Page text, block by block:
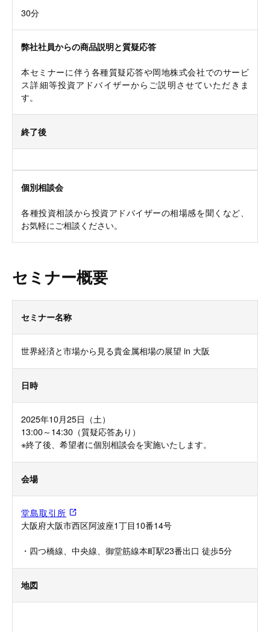
30分
弊社社員からの商品説明と質疑応答
本セミナーに伴う各種質疑応答や岡地株式会社でのサービ
ス詳細等投資アドバイザーからご説明させていただきま
す。
終了後
個別相談会
各種投資相談から投資アドバイザーの相場感を聞くなど、
お気軽にご相談ください。
セミナー概要
セミナー名称
世界経済と市場から見る貴金属相場の展望 in 大阪
日時
2025年10月25日（土）
13:00～14:30（質疑応答あり）
※終了後、希望者に個別相談会を実施いたします。
会場
堂島取引所
大阪府大阪市西区阿波座1丁目10番14号
・四つ橋線、中央線、御堂筋線本町駅23番出口 徒歩5分
地図